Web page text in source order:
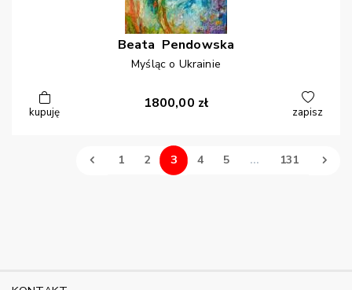
Beata Pendowska
Myśląc o Ukrainie
kupuję
1800,00 zł
zapisz
1 2 3 4 5 ... 131